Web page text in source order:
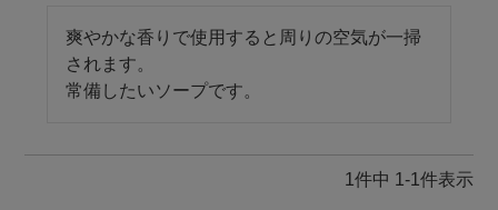
爽やかな香りで使用すると周りの空気が一掃
されます。
常備したいソープです。
1 件中 1 -1 件表示